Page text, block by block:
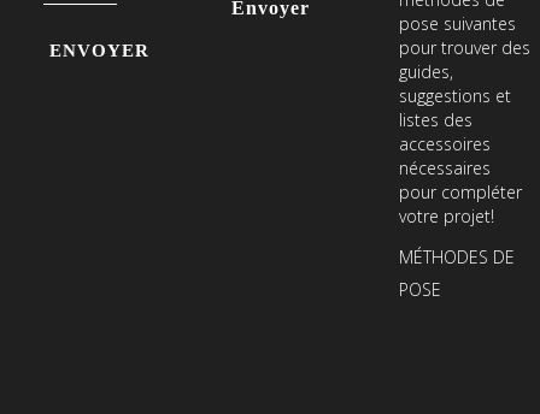
pose suivantes
pour trouver des
guides,
suggestions et
listes des
accessoires
nécessaires
pour compléter
votre projet!
MÉTHODES DE
POSE